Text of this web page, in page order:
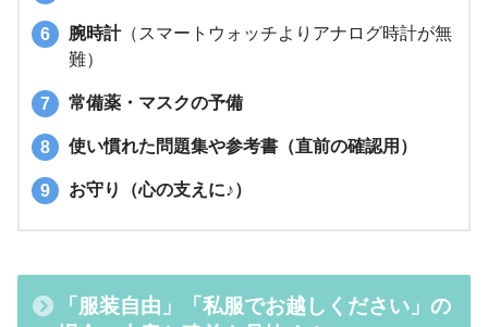
腕時計（スマートウォッチよりアナログ時計が無
難）
常備薬・マスクの予備
使い慣れた問題集や参考書（直前の確認用）
お守り（心の支えに♪）
「服装自由」「私服でお越しください」の